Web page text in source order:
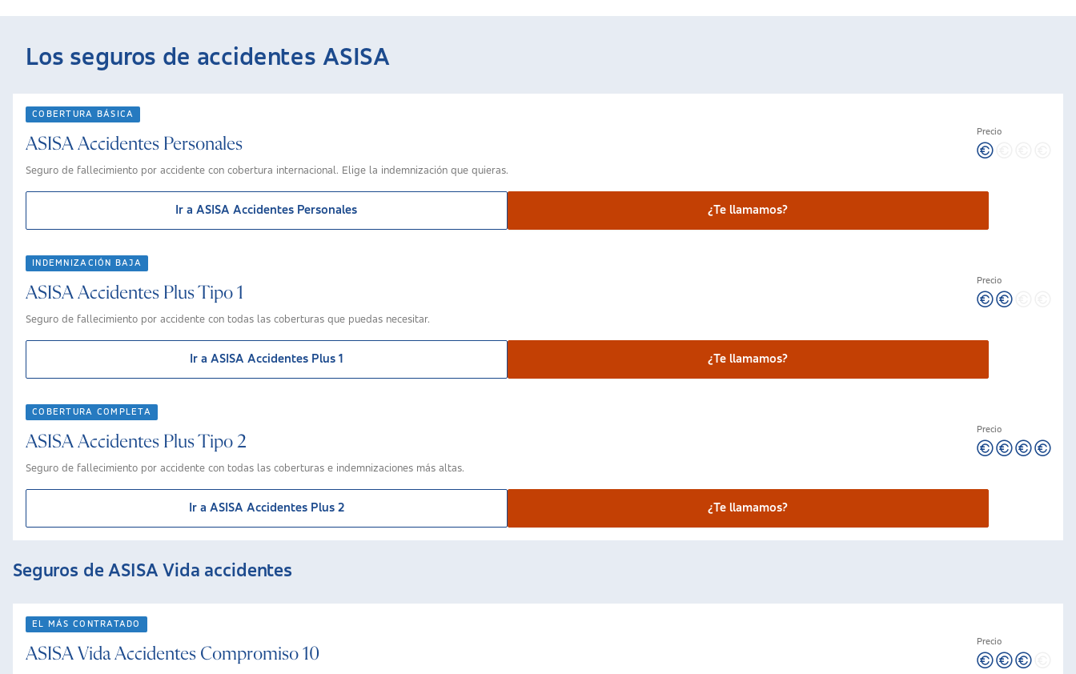
Los seguros de accidentes ASISA
COBERTURA BÁSICA
ASISA Accidentes Personales
Precio
Seguro de fallecimiento por accidente con cobertura internacional. Elige la indemnización que quieras.
Ir a ASISA Accidentes Personales ¿Te llamamos?
INDEMNIZACIÓN BAJA
ASISA Accidentes Plus Tipo 1
Precio
Seguro de fallecimiento por accidente con todas las coberturas que puedas necesitar.
Ir a ASISA Accidentes Plus 1 ¿Te llamamos?
COBERTURA COMPLETA
ASISA Accidentes Plus Tipo 2
Precio
Seguro de fallecimiento por accidente con todas las coberturas e indemnizaciones más altas.
Ir a ASISA Accidentes Plus 2 ¿Te llamamos?
Seguros de ASISA Vida accidentes
EL MÁS CONTRATADO
ASISA Vida Accidentes Compromiso 10
Precio